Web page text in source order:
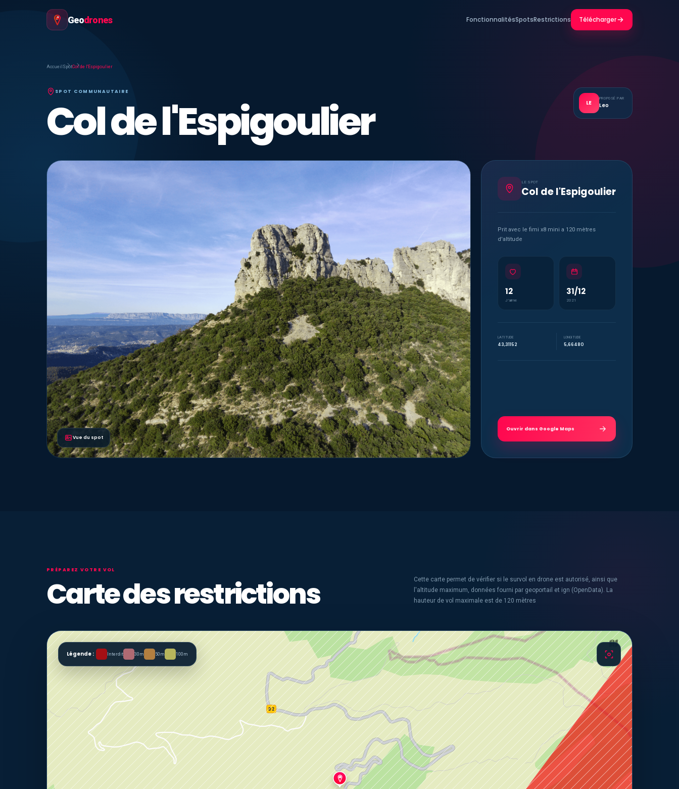
Geodrones FonctionnalitésSpotsRestrictions Télécharger
Accueil SpotCol de l'Espigoulier
SPOT COMMUNAUTAIRE
Col de l'Espigoulier LE
PROPOSÉ PAR
Leo
Vue du spot
LE SPOT
Col de l'Espigoulier
Prit avec le fimi x8 mini a 120 mètres
d'altitude
12
J’aime
31/12
2021
LATITUDE
43,31152
LONGITUDE
5,66480
Ouvrir dans Google Maps
PRÉPAREZ VOTRE VOL
Carte des restrictions
Cette carte permet de vérifier si le survol en drone est autorisé, ainsi que
l'altitude maximum, données fourni par geoportail et ign (OpenData). La
hauteur de vol maximale est de 120 mètres
Légende : Interdit 30m 50m 100m